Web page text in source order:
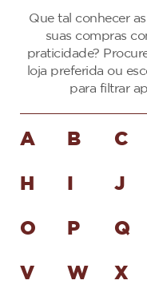
Que tal conhecer
suas compras
praticidade?
loja preferida ou
para filtrar
A B C
H J
O P Q
V W X